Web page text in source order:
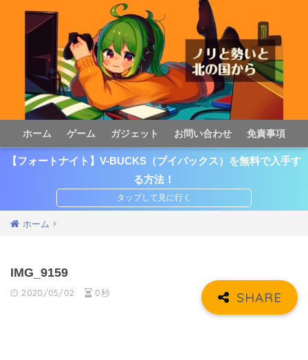
ホーム ゲーム ガジェット お問い合わせ 免責事項
【フォートナイト】V-BUCKS（ブイバックス）を無料で入手す
る方法！
ホーム
IMG_9159
2020/05/02 0秒